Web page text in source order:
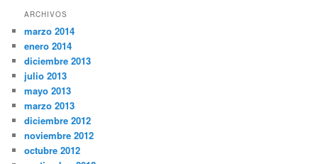
ARCHIVOS
marzo 2014
enero 2014
diciembre 2013
julio 2013
mayo 2013
marzo 2013
diciembre 2012
noviembre 2012
octubre 2012